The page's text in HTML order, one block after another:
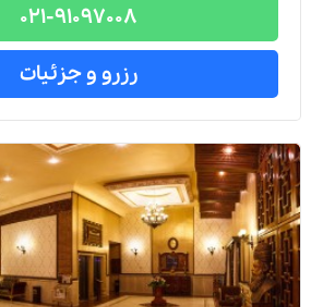
021-91097008
رزرو و جزئیات